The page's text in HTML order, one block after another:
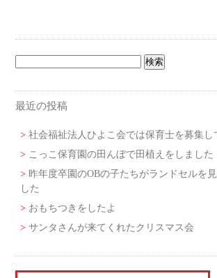
最近の投稿
社会福祉法人ひよこ会では保育士を募集し
こっこ保育園の田んぼで田植えをしました
昨年度卒園のOBの子たちがランドセルを
した
おもちつきをしたよ
サンタさんが来てくれたクリスマス会